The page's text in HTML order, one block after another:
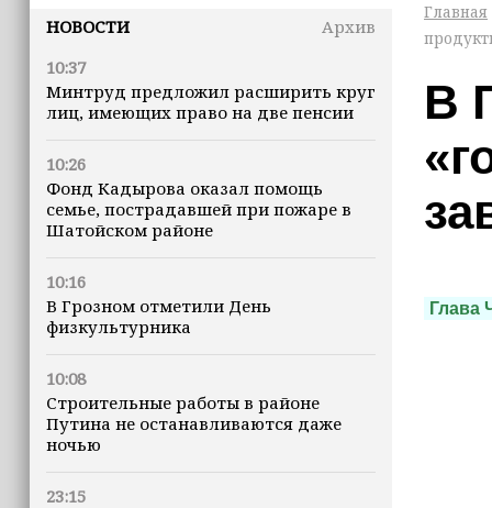
НОВОСТИ
Архив
10:37
Минтруд предложил расширить круг
лиц, имеющих право на две пенсии
10:26
Фонд Кадырова оказал помощь
семье, пострадавшей при пожаре в
Шатойском районе
10:16
В Грозном отметили День
физкультурника
10:08
Строительные работы в районе
Путина не останавливаются даже
ночью
23:15
Главная
В
Глава